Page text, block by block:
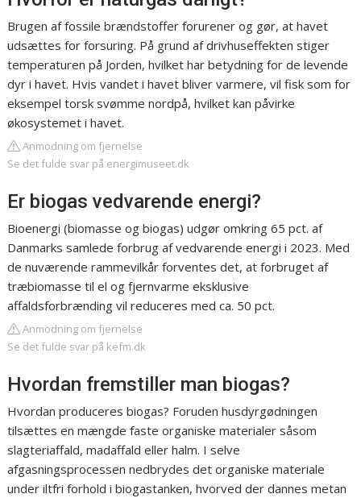
Brugen af fossile brændstoffer forurener og gør, at havet
udsættes for forsuring. På grund af drivhuseffekten stiger
temperaturen på Jorden, hvilket har betydning for de levende
dyr i havet. Hvis vandet i havet bliver varmere, vil fisk som for
eksempel torsk svømme nordpå, hvilket kan påvirke
økosystemet i havet.
Anmodning om fjernelse
Se det fulde svar på energimuseet.dk
Er biogas vedvarende energi?
Bioenergi (biomasse og biogas) udgør omkring 65 pct. af
Danmarks samlede forbrug af vedvarende energi i 2023. Med
de nuværende rammevilkår forventes det, at forbruget af
træbiomasse til el og fjernvarme eksklusive
affaldsforbrænding vil reduceres med ca. 50 pct.
Anmodning om fjernelse
Se det fulde svar på kefm.dk
Hvordan fremstiller man biogas?
Hvordan produceres biogas? Foruden husdyrgødningen
tilsættes en mængde faste organiske materialer såsom
slagteriaffald, madaffald eller halm. I selve
afgasningsprocessen nedbrydes det organiske materiale
under iltfri forhold i biogastanken, hvorved der dannes metan